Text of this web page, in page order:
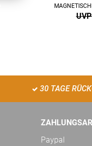
30 TAGE
Paypal